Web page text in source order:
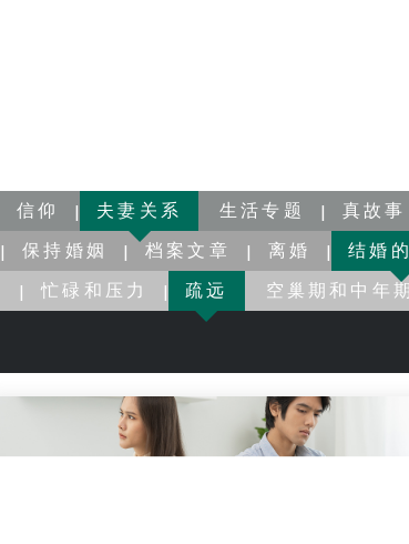
信仰 夫妻关系 生活专题 真故事
保持婚姻 档案文章 离婚 结婚
忙碌和压力 疏远 空巢期和中年期